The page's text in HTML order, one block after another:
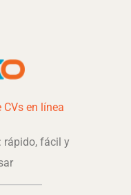
CVs en línea
rápido, fácil y